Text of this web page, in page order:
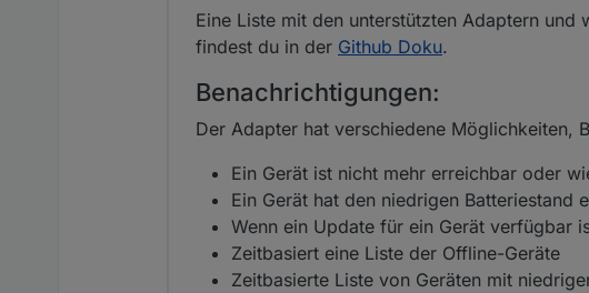
Eine Liste mit den unterstützten Adaptern
findest du in der Github Doku.
Benachrichtigungen:
Der Adapter hat verschiedene Möglichkeiten,
Ein Gerät ist nicht mehr erreichbar oder
Ein Gerät hat den niedrigen
Wenn ein Update für ein Gerät verfügbar
Zeitbasiert eine Liste der Offline-Geräte
Zeitbasierte Liste von Geräten mit